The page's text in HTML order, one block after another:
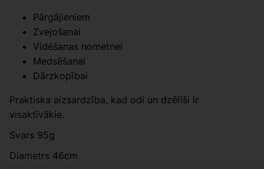
Pārgājieniem
Zvejošanai
Vidēšanas nometnei
Medsēšanai
Dārzkopībai
Praktiska aizsardzība, kad odi un dzēlīši ir
visaktīvākie.
Svars 95g
Diametrs 46cm